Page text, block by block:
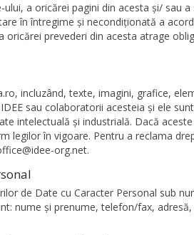
a oricărei pagini din acesta şi/ sau
în întregime şi necondiţionată a
prevederi din acesta atrage
incluzând, texte, imagini, grafice,
sau colaboratorii acesteia şi ele
intelectuală şi industrială. Dacă
legilor în vigoare. Pentru a reclama
org.net.
de Date cu Caracter Personal sub
nume şi prenume, telefon/fax,